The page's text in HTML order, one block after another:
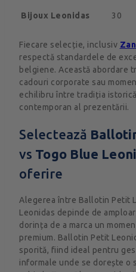
Bijoux Leonidas 30
Fiecare selecție, inclusiv
respectă standardele de
belgiene. Această abordare
cadouri corporate sau
echilibru între tradiția
contemporan al prezentării.
Selectează
vs Togo Blue
oferire
Alegerea între Ballotin Petit
Leonidas depinde de
dorința de a marca un
premium. Ballotin Petit
sporită, fiind ideal pentru
informale unde se dorește o